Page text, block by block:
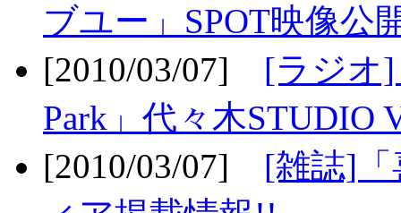
ブユー」SPOT映像公
[2010/03/07] [ラジオ]
Park」代々木STUDIO
[2010/03/07] [雑誌]「